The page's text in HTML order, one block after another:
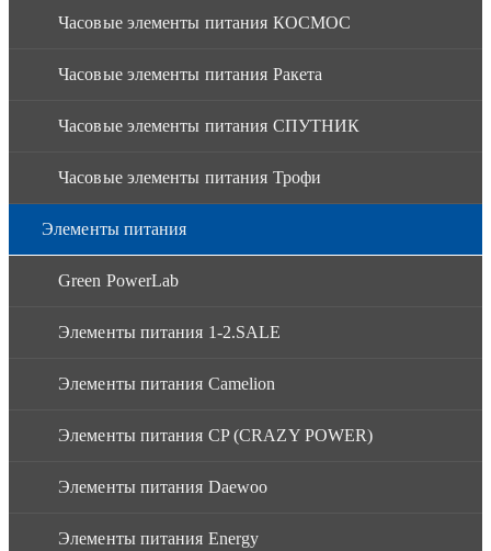
Часовые элементы питания КОСМОС
Часовые элементы питания Ракета
Часовые элементы питания СПУТНИК
Часовые элементы питания Трофи
Элементы питания
Green PowerLab
Элементы питания 1-2.SALE
Элементы питания Camelion
Элементы питания CP (CRAZY POWER)
Элементы питания Daewoo
Элементы питания Energy